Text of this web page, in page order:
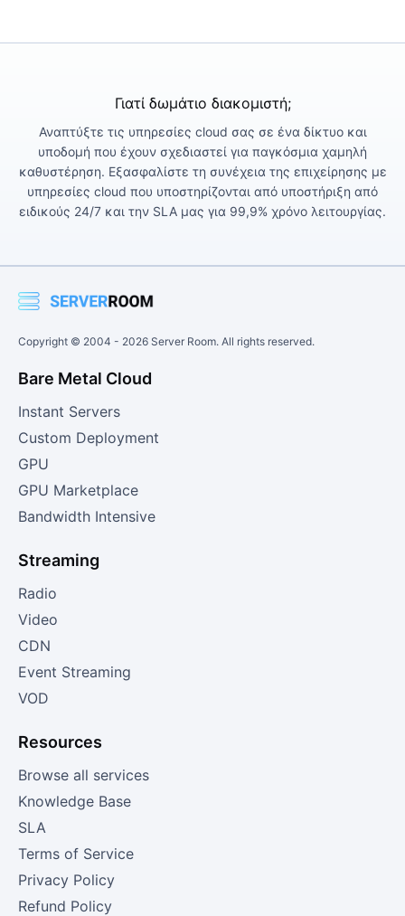
Γιατί δωμάτιο διακομιστή;
Αναπτύξτε τις υπηρεσίες cloud σας σε ένα δίκτυο και
υποδομή που έχουν σχεδιαστεί για παγκόσμια χαμηλή
καθυστέρηση. Εξασφαλίστε τη συνέχεια της επιχείρησης με
υπηρεσίες cloud που υποστηρίζονται από υποστήριξη από
ειδικούς 24/7 και την SLA μας για 99,9% χρόνο λειτουργίας.
Copyright © 2004 - 2026 Server Room. All rights reserved.
Bare Metal Cloud
Instant Servers
Custom Deployment
GPU
GPU Marketplace
Bandwidth Intensive
Streaming
Radio
Video
CDN
Event Streaming
VOD
Resources
Browse all services
Knowledge Base
SLA
Terms of Service
Privacy Policy
Refund Policy